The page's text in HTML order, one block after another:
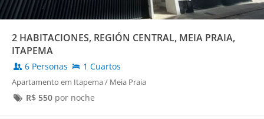
2 HABITACIONES, REGIÓN CENTRAL, MEIA PRAIA,
ITAPEMA
6 Personas 1 Cuartos
Apartamento em Itapema / Meia Praia
R$ 550por noche